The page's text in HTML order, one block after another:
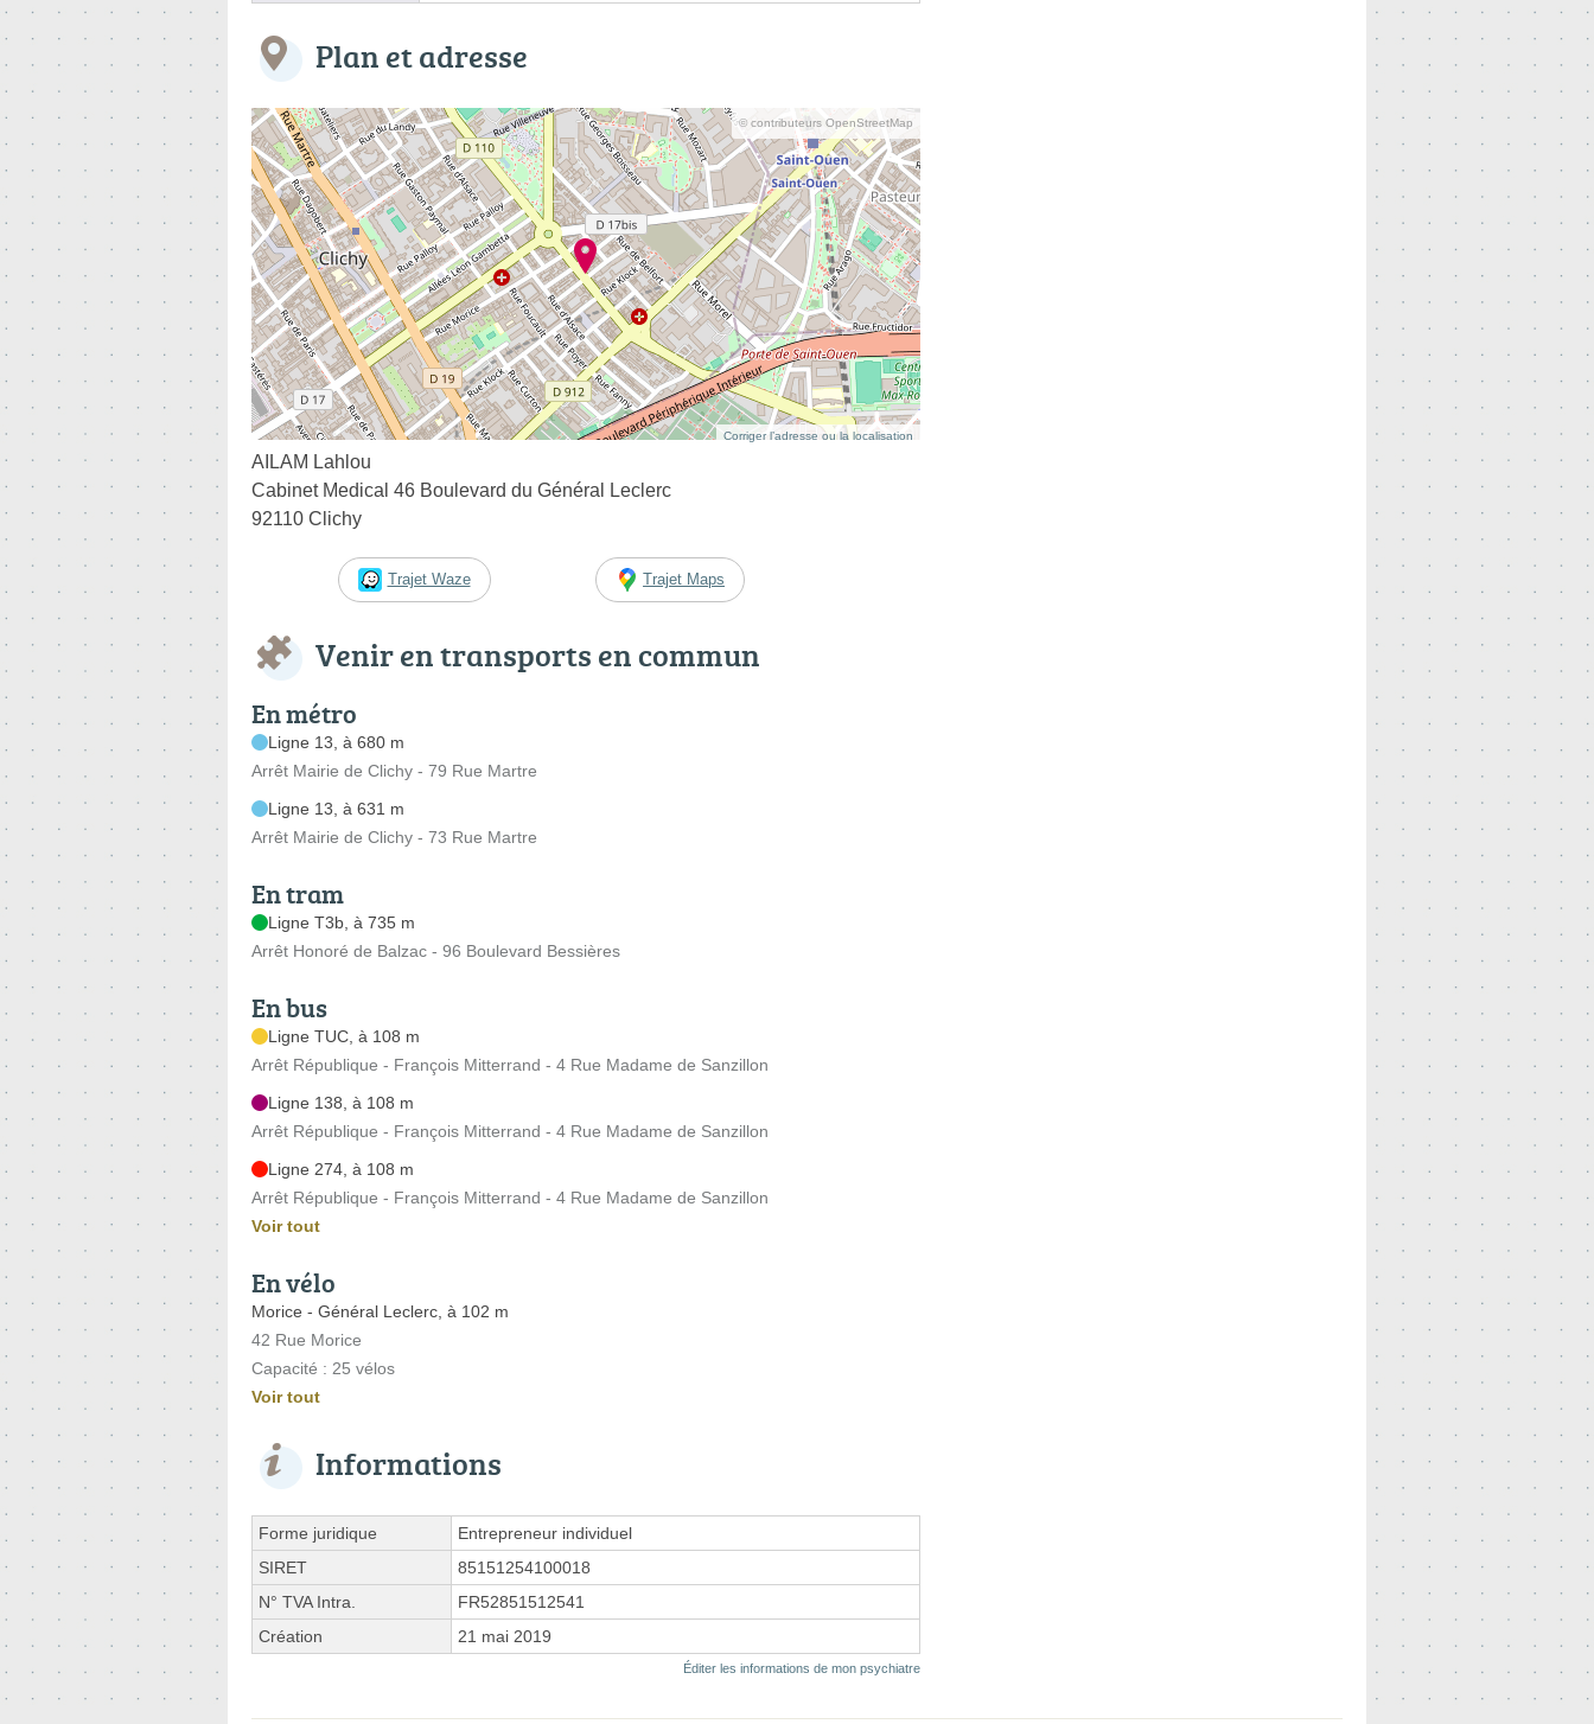
Plan et adresse
© contributeurs OpenStreetMap
Corriger l’adresse ou la localisation
AILAM Lahlou
Cabinet Medical 46 Boulevard du Général Leclerc
92110 Clichy
Trajet Waze Trajet Maps
Venir en transports en commun
En métro
Ligne 13, à 680 m
Arrêt Mairie de Clichy - 79 Rue Martre
Ligne 13, à 631 m
Arrêt Mairie de Clichy - 73 Rue Martre
En tram
Ligne T3b, à 735 m
Arrêt Honoré de Balzac - 96 Boulevard Bessières
En bus
Ligne TUC, à 108 m
Arrêt République - François Mitterrand - 4 Rue Madame de Sanzillon
Ligne 138, à 108 m
Arrêt République - François Mitterrand - 4 Rue Madame de Sanzillon
Ligne 274, à 108 m
Arrêt République - François Mitterrand - 4 Rue Madame de Sanzillon
Voir tout
En vélo
Morice - Général Leclerc, à 102 m
42 Rue Morice
Capacité : 25 vélos
Voir tout
Informations
Forme juridique
Entrepreneur individuel
SIRET
85151254100018
N° TVA Intra.
FR52851512541
Création
21 mai 2019
Éditer les informations de mon psychiatre